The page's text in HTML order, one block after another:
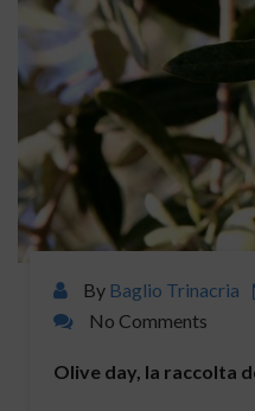
By Baglio Trinacria
No Comments
Olive day, la raccolta